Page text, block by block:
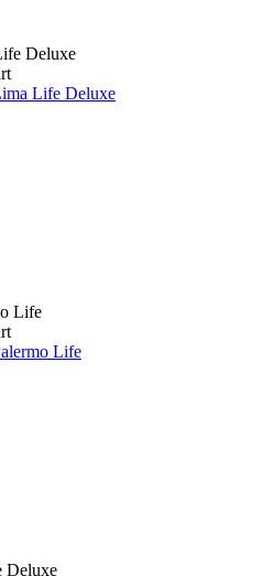
Life Deluxe
Life